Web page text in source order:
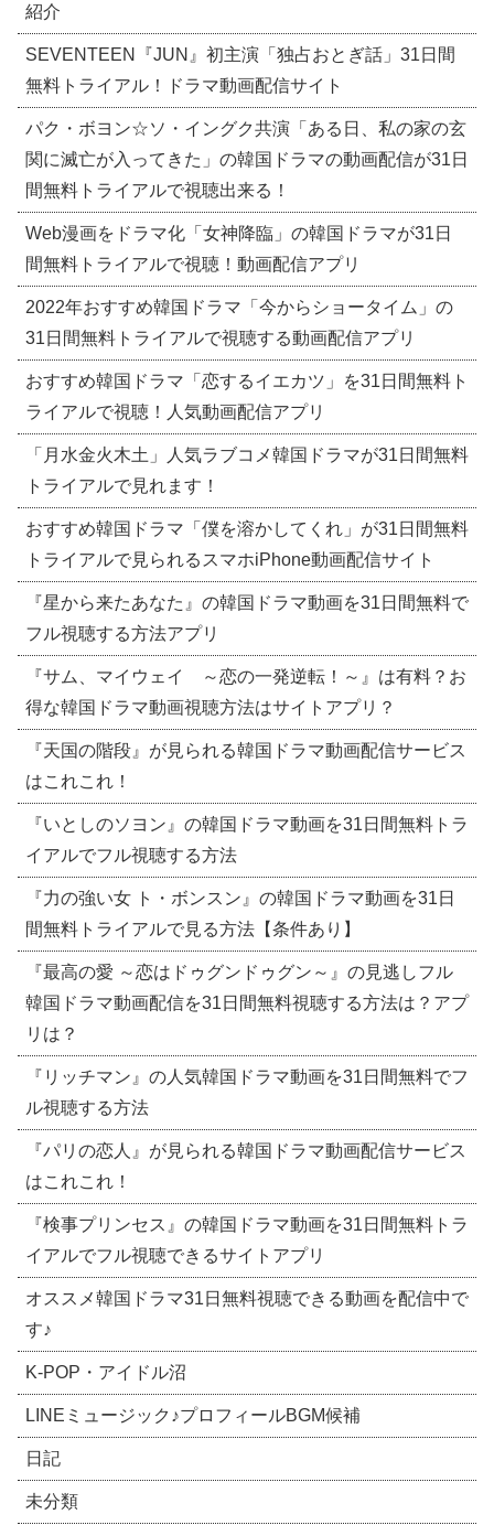
紹介
SEVENTEEN『JUN』初主演「独占おとぎ話」31日間
無料トライアル！ドラマ動画配信サイト
パク・ボヨン☆ソ・イングク共演「ある日、私の家の玄
関に滅亡が入ってきた」の韓国ドラマの動画配信が31日
間無料トライアルで視聴出来る！
Web漫画をドラマ化「女神降臨」の韓国ドラマが31日
間無料トライアルで視聴！動画配信アプリ
2022年おすすめ韓国ドラマ「今からショータイム」の
31日間無料トライアルで視聴する動画配信アプリ
おすすめ韓国ドラマ「恋するイエカツ」を31日間無料ト
ライアルで視聴！人気動画配信アプリ
「月水金火木土」人気ラブコメ韓国ドラマが31日間無料
トライアルで見れます！
おすすめ韓国ドラマ「僕を溶かしてくれ」が31日間無料
トライアルで見られるスマホiPhone動画配信サイト
『星から来たあなた』の韓国ドラマ動画を31日間無料で
フル視聴する方法アプリ
『サム、マイウェイ ～恋の一発逆転！～』は有料？お
得な韓国ドラマ動画視聴方法はサイトアプリ？
『天国の階段』が見られる韓国ドラマ動画配信サービス
はこれこれ！
『いとしのソヨン』の韓国ドラマ動画を31日間無料トラ
イアルでフル視聴する方法
『力の強い女 ト・ボンスン』の韓国ドラマ動画を31日
間無料トライアルで見る方法【条件あり】
『最高の愛 ～恋はドゥグンドゥグン～』の見逃しフル
韓国ドラマ動画配信を31日間無料視聴する方法は？アプ
リは？
『リッチマン』の人気韓国ドラマ動画を31日間無料でフ
ル視聴する方法
『パリの恋人』が見られる韓国ドラマ動画配信サービス
はこれこれ！
『検事プリンセス』の韓国ドラマ動画を31日間無料トラ
イアルでフル視聴できるサイトアプリ
オススメ韓国ドラマ31日無料視聴できる動画を配信中で
す♪
​K-POP・アイドル沼
LINEミュージック♪プロフィールBGM候補
日記
未分類